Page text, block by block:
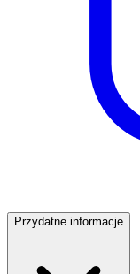
Przydatne informacje